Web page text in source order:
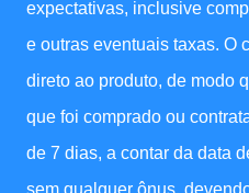
expectativas, inclusive
e outras eventuais taxas. O
direto ao produto, de modo
que foi comprado ou
de 7 dias, a contar da data
sem qualquer ônus,